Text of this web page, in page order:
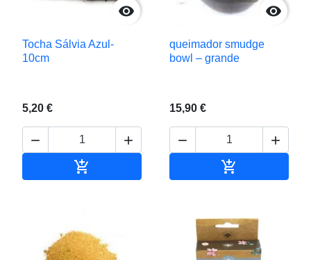

Tocha Sálvia Azul-
10cm
5,20 €
 


queimador smudge
bowl – grande
15,90 €
 
